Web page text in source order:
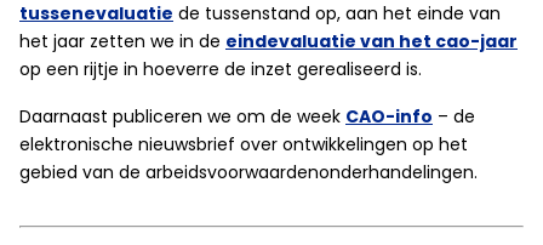
tussenevaluatie de tussenstand op, aan het einde van
het jaar zetten we in de eindevaluatie van het cao-jaar
op een rijtje in hoeverre de inzet gerealiseerd is.
Daarnaast publiceren we om de week CAO-info – de
elektronische nieuwsbrief over ontwikkelingen op het
gebied van de arbeidsvoorwaardenonderhandelingen.